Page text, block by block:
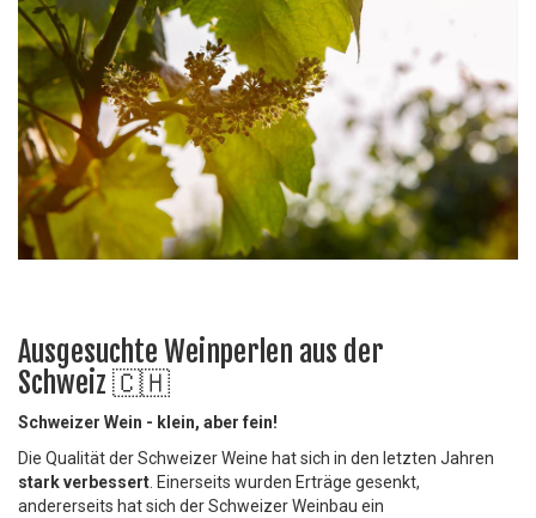
Ausgesuchte Weinperlen aus der
Schweiz 🇨🇭
Schweizer Wein - klein, aber fein!
Die Qualität der Schweizer Weine hat sich in den letzten Jahren
stark verbessert . Einerseits wurden Erträge gesenkt,
andererseits hat sich der Schweizer Weinbau ein